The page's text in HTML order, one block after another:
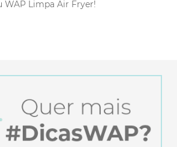
WAP Limpa Air Fryer!